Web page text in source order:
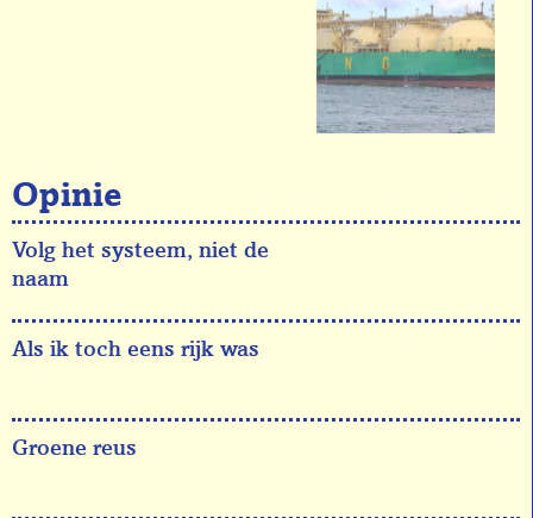
Opinie
Volg het systeem, niet de
naam
Als ik toch eens rijk was
Groene reus